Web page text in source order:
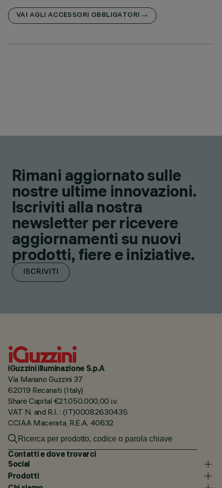
VAI AGLI ACCESSORI OBBLIGATORI
Rimani aggiornato sulle
nostre ultime innovazioni.
Iscriviti alla nostra
newsletter per ricevere
aggiornamenti su nuovi
prodotti, fiere e iniziative.
ISCRIVITI
iGuzzini illuminazione S.p.A
Via Mariano Guzzini 37
62019 Recanati (Italy)
Share Capital €21.050.000,00 i.v.
VAT N. and R.I. : (IT)00082630435
CCIAA Macerata, R.E.A. 40632
Contatti e dove trovarci
Social
Prodotti